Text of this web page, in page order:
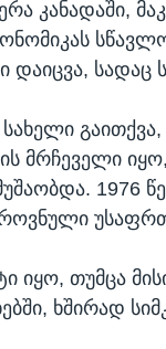
კანადაში,
დაიცვა,
სახელი
მრჩეველი
1976
იყო, თუმცა
ხშირად